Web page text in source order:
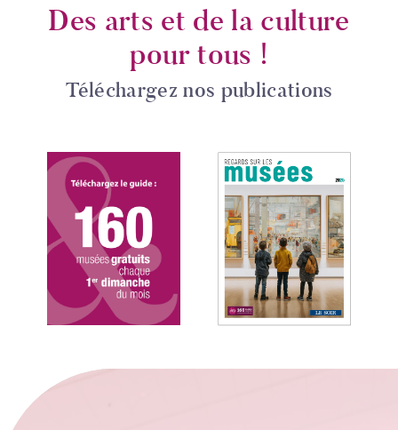
Des arts et de la culture
pour tous !
Téléchargez nos publications